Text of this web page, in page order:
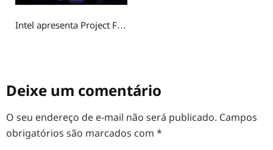
Intel apresenta Project Firefly para competir com o MacBook Neo
Deixe um comentário
O seu endereço de e-mail não será publicado. Campos
obrigatórios são marcados com *